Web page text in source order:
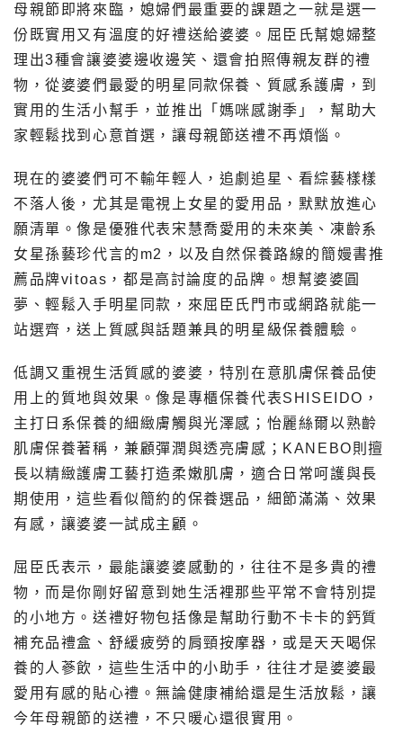
母親節即將來臨，媳婦們最重要的課題之一就是選一
份既實用又有溫度的好禮送給婆婆。屈臣氏幫媳婦整
理出3種會讓婆婆邊收邊笑、還會拍照傳親友群的禮
物，從婆婆們最愛的明星同款保養、質感系護膚，到
實用的生活小幫手，並推出「媽咪感謝季」，幫助大
家輕鬆找到心意首選，讓母親節送禮不再煩惱。
現在的婆婆們可不輸年輕人，追劇追星、看綜藝樣樣
不落人後，尤其是電視上女星的愛用品，默默放進心
願清單。像是優雅代表宋慧喬愛用的未來美、凍齡系
女星孫藝珍代言的m2，以及自然保養路線的簡嫚書推
薦品牌vitoas，都是高討論度的品牌。想幫婆婆圓
夢、輕鬆入手明星同款，來屈臣氏門市或網路就能一
站選齊，送上質感與話題兼具的明星級保養體驗。
低調又重視生活質感的婆婆，特別在意肌膚保養品使
用上的質地與效果。像是專櫃保養代表SHISEIDO，
主打日系保養的細緻膚觸與光澤感；怡麗絲爾以熟齡
肌膚保養著稱，兼顧彈潤與透亮膚感；KANEBO則擅
長以精緻護膚工藝打造柔嫩肌膚，適合日常呵護與長
期使用，這些看似簡約的保養選品，細節滿滿、效果
有感，讓婆婆一試成主顧。
屈臣氏表示，最能讓婆婆感動的，往往不是多貴的禮
物，而是你剛好留意到她生活裡那些平常不會特別提
的小地方。送禮好物包括像是幫助行動不卡卡的鈣質
補充品禮盒、舒緩疲勞的肩頸按摩器，或是天天喝保
養的人蔘飲，這些生活中的小助手，往往才是婆婆最
愛用有感的貼心禮。無論健康補給還是生活放鬆，讓
今年母親節的送禮，不只暖心還很實用。